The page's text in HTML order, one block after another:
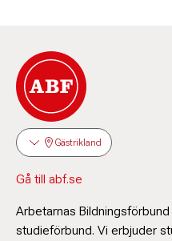
Gästrikland
Gå till abf.se
Arbetarnas
studieförbund. Vi erbjuder